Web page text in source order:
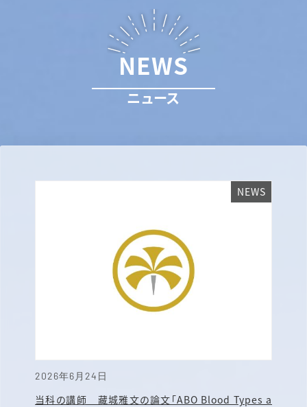
NEWS
2026年6月24日
NEWS
当科の講師 藏城雅文の論文「ABO Blood Types a